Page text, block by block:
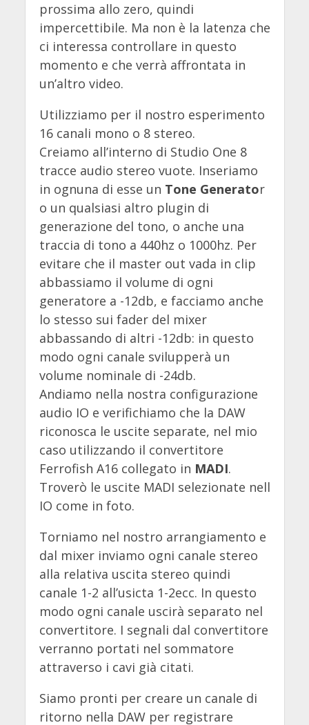
prossima allo zero, quindi
impercettibile. Ma non è la latenza che
ci interessa controllare in questo
momento e che verrà affrontata in
un’altro video.
Utilizziamo per il nostro esperimento
16 canali mono o 8 stereo.
Creiamo all’interno di Studio One 8
tracce audio stereo vuote. Inseriamo
in ognuna di esse un Tone Generator
o un qualsiasi altro plugin di
generazione del tono, o anche una
traccia di tono a 440hz o 1000hz. Per
evitare che il master out vada in clip
abbassiamo il volume di ogni
generatore a -12db, e facciamo anche
lo stesso sui fader del mixer
abbassando di altri -12db: in questo
modo ogni canale svilupperà un
volume nominale di -24db.
Andiamo nella nostra configurazione
audio IO e verifichiamo che la DAW
riconosca le uscite separate, nel mio
caso utilizzando il convertitore
Ferrofish A16 collegato in MADI.
Troverò le uscite MADI selezionate nell
IO come in foto.
Torniamo nel nostro arrangiamento e
dal mixer inviamo ogni canale stereo
alla relativa uscita stereo quindi
canale 1-2 all’usicta 1-2ecc. In questo
modo ogni canale uscirà separato nel
convertitore. I segnali dal convertitore
verranno portati nel sommatore
attraverso i cavi già citati.
Siamo pronti per creare un canale di
ritorno nella DAW per registrare